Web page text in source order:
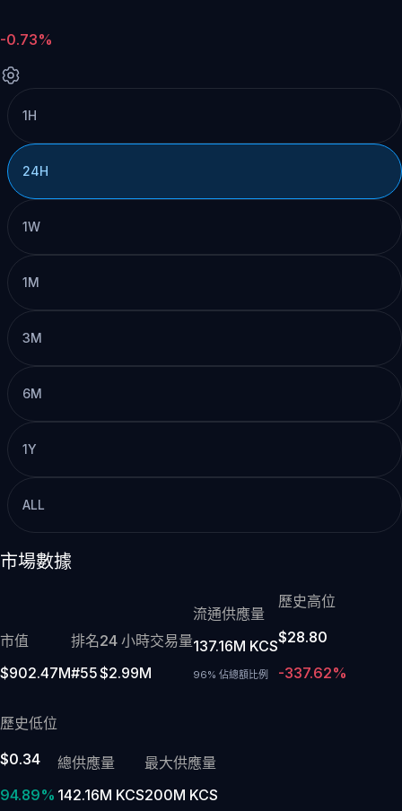
-0.73%
1H
24H
1W
1M
3M
6M
1Y
ALL
市場數據
市值
$902.47M
排名
#55
24 小時交易量
$2.99M
流通供應量
137.16M KCS
96% 佔總額比例
歷史高位
$28.80
-337.62%
歷史低位
$0.34
94.89%
總供應量
142.16M KCS
最大供應量
200M KCS